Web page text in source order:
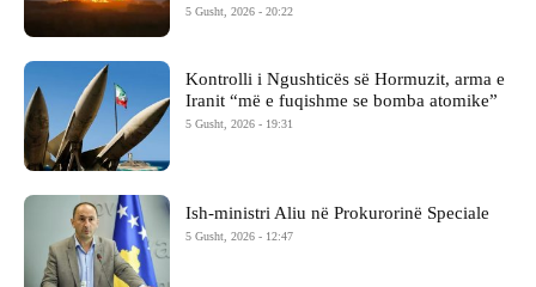
5 Gusht, 2026 - 20:22
Kontrolli i Ngushticës së Hormuzit, arma e
Iranit “më e fuqishme se bomba atomike”
5 Gusht, 2026 - 19:31
Ish-ministri ​Aliu në Prokurorinë Speciale
5 Gusht, 2026 - 12:47